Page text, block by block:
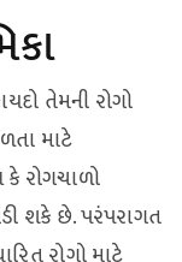
તેમની રોગો
માટે
રોગચાળો
શકે છે. પરંપરાગત